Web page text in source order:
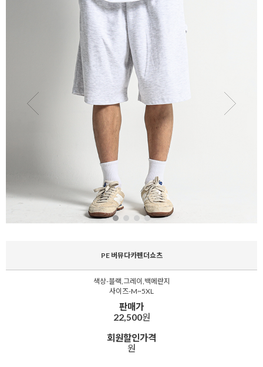
PE 버뮤다카펜더쇼츠
색상-블랙,그레이,백메란지
사이즈-M~5XL
판매가
22,500원
회원할인가격
원